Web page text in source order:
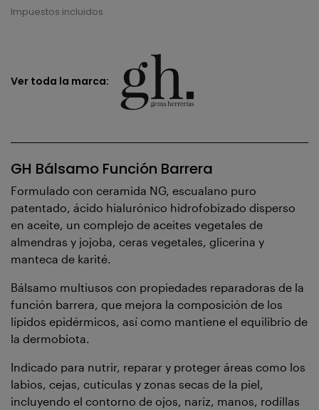
Impuestos incluidos
Ver toda la marca:
GH Bálsamo Función Barrera
Formulado con ceramida NG, escualano puro
patentado, ácido hialurónico hidrofobizado disperso
en aceite, un complejo de aceites vegetales de
almendras y jojoba, ceras vegetales, glicerina y
manteca de karité.
Bálsamo multiusos con propiedades reparadoras de la
función barrera, que mejora la composición de los
lípidos epidérmicos, así como mantiene el equilibrio de
la dermobiota.
Indicado para nutrir, reparar y proteger áreas como los
labios, cejas, cutículas y zonas secas de la piel,
incluyendo el contorno de ojos, nariz, manos, rodillas